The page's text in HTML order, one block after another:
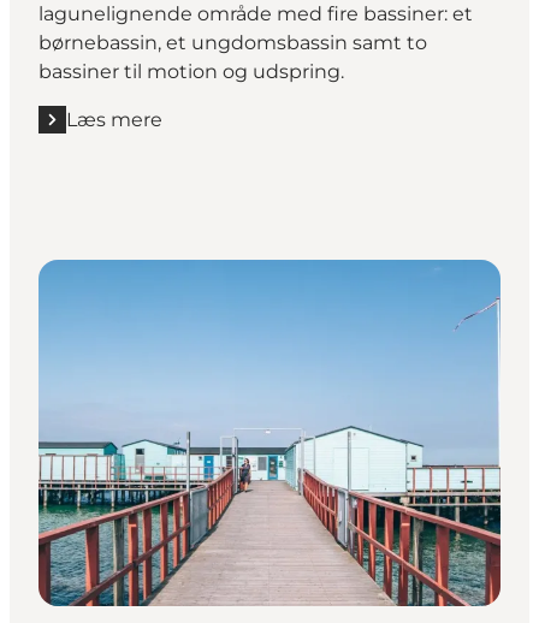
lagunelignende område med fire bassiner: et
børnebassin, et ungdomsbassin samt to
bassiner til motion og udspring.
Læs mere
Læs mere "Havnebadet Sluseholmen"